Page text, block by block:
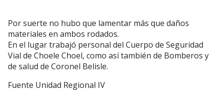
Por suerte no hubo que lamentar más que daños
materiales en ambos rodados.
En el lugar trabajó personal del Cuerpo de Seguridad
Vial de Choele Choel, como así también de Bomberos y
de salud de Coronel Belisle.
Fuente Unidad Regional IV